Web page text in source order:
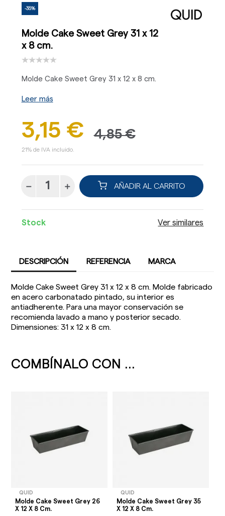
-35%
Molde Cake Sweet Grey 31 x 12
x 8 cm.
Molde Cake Sweet Grey 31 x 12 x 8 cm.
Leer más
3,15 € 4,85 €
21% de IVA incluido.
AÑADIR AL CARRITO
Stock Ver similares
DESCRIPCIÓN REFERENCIA MARCA
Molde Cake Sweet Grey 31 x 12 x 8 cm. Molde fabricado
en acero carbonatado pintado, su interior es
antiadherente. Para una mayor conservación se
recomienda lavado a mano y posterior secado.
Dimensiones: 31 x 12 x 8 cm.
COMBÍNALO CON ...
QUID
Molde Cake Sweet Grey 26
X 12 X 8 Cm.
QUID
Molde Cake Sweet Grey 35
X 12 X 8 Cm.